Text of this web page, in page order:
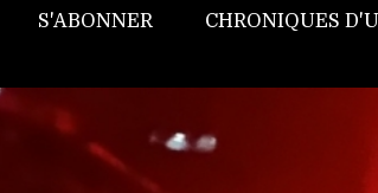
S'ABONNER CHRONIQUES